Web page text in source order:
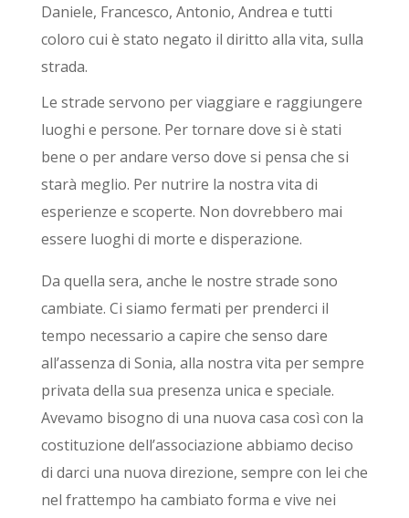
Daniele, Francesco, Antonio, Andrea e tutti
coloro cui è stato negato il diritto alla vita, sulla
strada.
Le strade servono per viaggiare e raggiungere
luoghi e persone. Per tornare dove si è stati
bene o per andare verso dove si pensa che si
starà meglio. Per nutrire la nostra vita di
esperienze e scoperte. Non dovrebbero mai
essere luoghi di morte e disperazione.
Da quella sera, anche le nostre strade sono
cambiate. Ci siamo fermati per prenderci il
tempo necessario a capire che senso dare
all’assenza di Sonia, alla nostra vita per sempre
privata della sua presenza unica e speciale.
Avevamo bisogno di una nuova casa così con la
costituzione dell’associazione abbiamo deciso
di darci una nuova direzione, sempre con lei che
nel frattempo ha cambiato forma e vive nei